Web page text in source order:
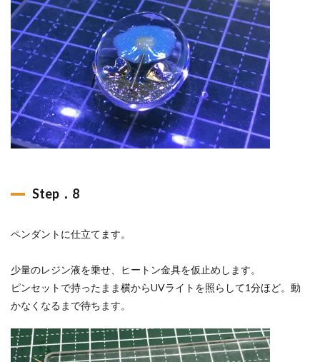
Step．8
ペンダントに仕立てます。
少量のレジン液を乗せ、ヒートン金具を仮止めします。
ピンセットで持ったまま横からUVライトを照らして1分ほど。動
かなくなるまで待ちます。